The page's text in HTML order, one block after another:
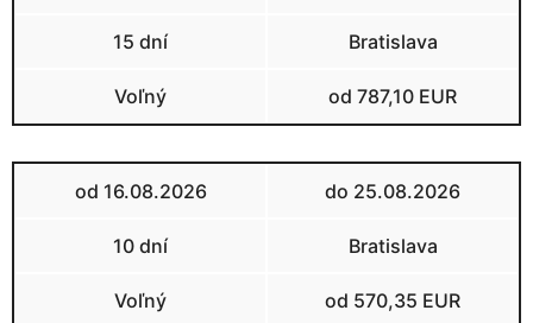
15 dní Bratislava
Voľný od 787,10 EUR
od 16.08.2026 do 25.08.2026
10 dní Bratislava
Voľný od 570,35 EUR